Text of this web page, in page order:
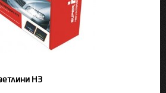
H3